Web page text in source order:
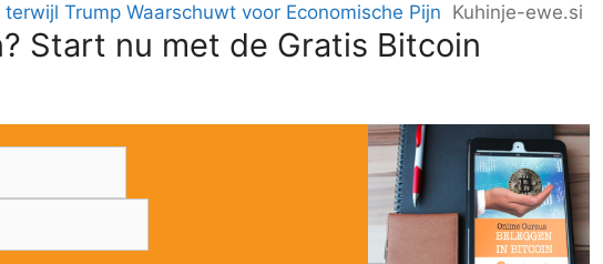
Trump Waarschuwt voor Economische Pijn Kuhinje-ewe.si
Start nu met de Gratis Bitcoin